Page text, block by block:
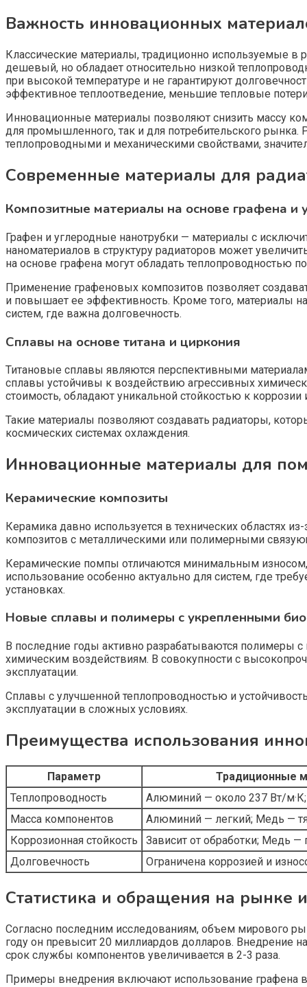
Важность инновационных
Классические материалы, традиционно используемые
дешевый, но обладает относительно низкой
при высокой температуре и не гарантируют
эффективное теплоотведение, меньшие тепловые
Инновационные материалы позволяют снизить массу
для промышленного, так и для потребительского
теплопроводными и механическими свойствами,
Современные материалы для
Композитные материалы на основе графена и
Графен и углеродные нанотрубки — материалы с
наноматериалов в структуру радиаторов может
на основе графена могут обладать теплопроводностью
Применение графеновых композитов позволяет
и повышает ее эффективность. Кроме того, материалы
систем, где важна долговечность.
Сплавы на основе титана и циркония
Титановые сплавы являются перспективными
сплавы устойчивы к воздействию агрессивных
стоимость, обладают уникальной стойкостью к
Такие материалы позволяют создавать радиаторы,
космических системах охлаждения.
Инновационные материалы для
Керамические композиты
Керамика давно используется в технических областях
композитов с металлическими или полимерными
Керамические помпы отличаются минимальным
использование особенно актуально для систем, где
установках.
Новые сплавы и полимеры с укрепленными
В последние годы активно разрабатываются полимеры
химическим воздействиям. В совокупности с
эксплуатации.
Сплавы с улучшенной теплопроводностью и
эксплуатации в сложных условиях.
Преимущества использования
Параметр
Традиционные
Теплопроводность
Алюминий — около 237 Вт/
Масса компонентов
Алюминий — легкий; Медь —
Коррозионная стойкость
Зависит от обработки; Медь
Долговечность
Ограничена коррозией и
Статистика и обращения на рынке
Согласно последним исследованиям, объем мирового
году он превысит 20 миллиардов долларов. Внедрение
срок службы компонентов увеличивается в 2-3 раза.
Примеры внедрения включают использование графена